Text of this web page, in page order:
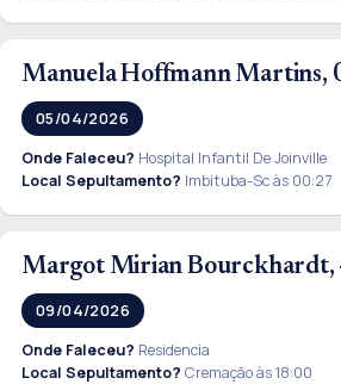
Manuela Hoffmann Martins,
05/04/2026
Onde Faleceu? Hospital Infantil De Joinville
Local Sepultamento? Imbituba-Sc às 00:27
Margot Mirian Bourckhardt,
09/04/2026
Onde Faleceu? Residencia
Local Sepultamento? Cremação às 18:00